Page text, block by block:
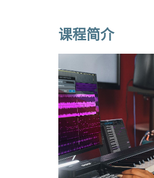
课程简介